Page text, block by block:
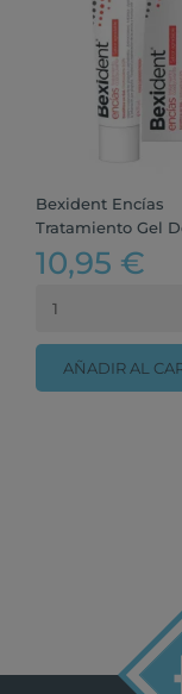
Bexident Encías
Tratamiento Gel
10,95 €
AÑADIR AL